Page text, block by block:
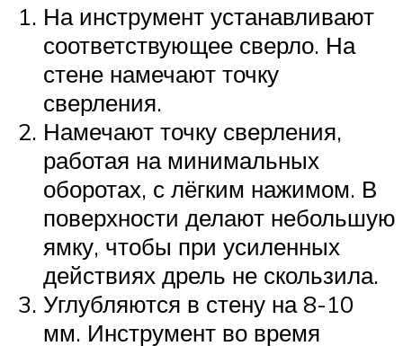
На инструмент устанавливают
соответствующее сверло. На
стене намечают точку
сверления.
Намечают точку сверления,
работая на минимальных
оборотах, с лёгким нажимом. В
поверхности делают небольшую
ямку, чтобы при усиленных
действиях дрель не скользила.
Углубляются в стену на 8-10
мм. Инструмент во время